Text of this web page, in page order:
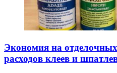
Экономия на
расходов клеев и